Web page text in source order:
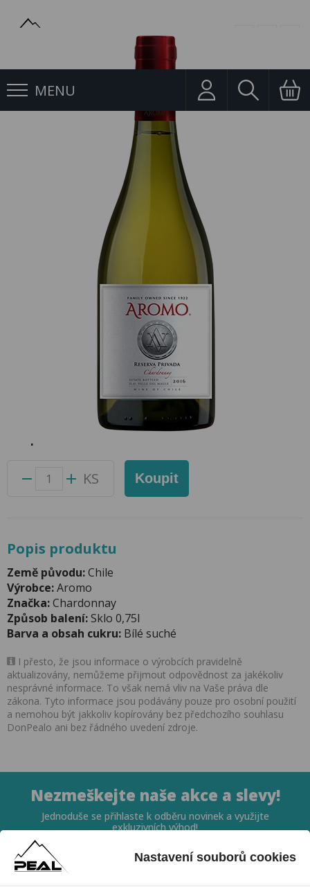
MENU
Chardonnay Private Reserve 0,75l Aromo
Chardonnay Private Reserve 0,75l
Přidat do oblíbených produktů
Foto produktu se může od skutečnosti mírně lišit.
KS Koupit
Popis produktu
Země původu:Chile
Výrobce:Aromo
Značka:Chardonnay
Způsob balení:Sklo 0,75l
Barva a obsah cukru: Bílé suché
I přesto, že jsou informace o výrobcích pravidelně
aktualizovány, nemůžeme přijmout odpovědnost za jakékoliv
nesprávné informace. To však nemá vliv na Vaše práva dle
zákona. Tyto informace jsou podávány pouze pro osobní použití
a nemohou být jakkoliv kopírovány bez předchozího souhlasu
DonPealo ani bez řádného uvedení zdroje.
Nezmeškejte naše akce a slevy!
Jednoduše se přihlaste k odběru novinek a využijte
exkluzivních výhod!
Nastavení souborů cookies